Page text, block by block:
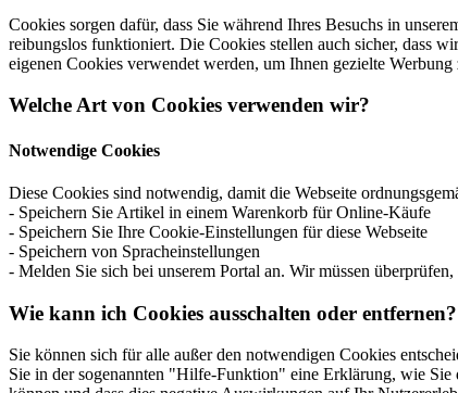
Cookies sorgen dafür, dass Sie während Ihres Besuchs in
reibungslos funktioniert. Die Cookies stellen auch sicher, dass
eigenen Cookies verwendet werden, um Ihnen gezielte
Welche Art von Cookies verwenden wir?
Notwendige Cookies
Diese Cookies sind notwendig, damit die Webseite
- Speichern Sie Artikel in einem Warenkorb für Online-Käufe
- Speichern Sie Ihre Cookie-Einstellungen für diese Webseite
- Speichern von Spracheinstellungen
- Melden Sie sich bei unserem Portal an. Wir müssen
Wie kann ich Cookies ausschalten oder entfernen?
Sie können sich für alle außer den notwendigen Cookies
Sie in der sogenannten "Hilfe-Funktion" eine Erklärung, wie Sie